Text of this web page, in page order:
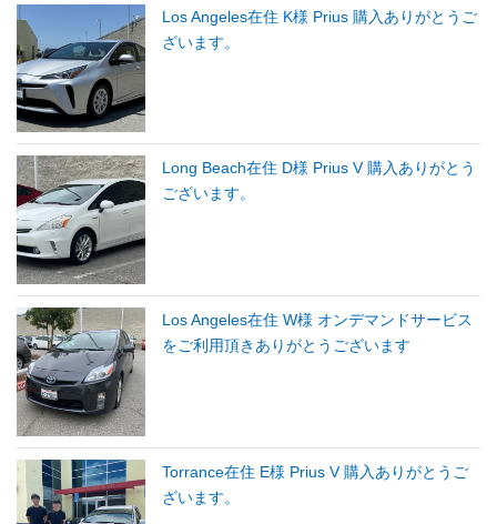
Los Angeles在住 K様 Prius 購入ありがとうご
ざいます。
Long Beach在住 D様 Prius V 購入ありがとう
ございます。
Los Angeles在住 W様 オンデマンドサービス
をご利用頂きありがとうございます
Torrance在住 E様 Prius V 購入ありがとうご
ざいます。